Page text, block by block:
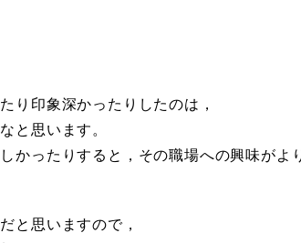
り印象深かったりしたのは，
と思います。
かったりすると，その職場への興味がよ
と思いますので，